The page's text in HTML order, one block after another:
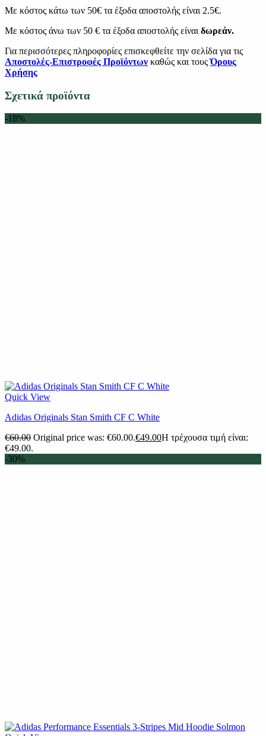
Με κόστος κάτω των 50€ τα έξοδα αποστολής είναι 2.5€.
Με κόστος άνω των 50 € τα έξοδα αποστολής είναι δωρεάν.
Για περισσότερες πληροφορίες επισκεφθείτε την σελίδα για τις
Αποστολές-Επιστροφές Προϊόντων καθώς και τουςΌρους
Χρήσης
Σχετικά προϊόντα
-18%
Quick View
Adidas Originals Stan Smith CF C White
€60.00 Original price was: €60.00.€49.00Η τρέχουσα τιμή είναι:
€49.00.
-30%